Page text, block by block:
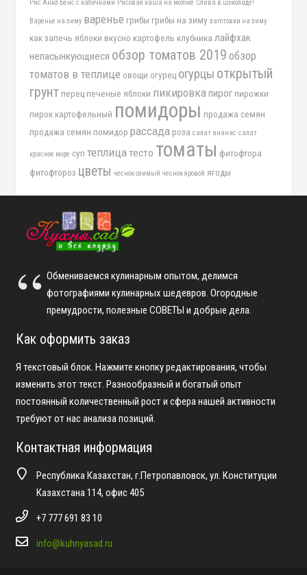
Рис Анкл Бенс с кабачками Рисовая каша на молоке Слива в шоколаде!
Варенье на зиму варенье грибы грибы на зиму заготовки на зиму
как запечь яблоки вкусно картофель клубника лайфхак
непасынкующиеся обзор томатов 2019 обзор
томатов в теплице овощи огурец огурцы открытый
грунт перец печеные яблоки пикировка пирог пирожки
пирок картофельный помидоры продажа семян
продажа семян помидор рассада роза салат ананас салат
красное море суп теплица тесто томаты фитофтора
фитофтороз цветы чеснок озимый чеснок яровой ягоды
Обмениваемся кулинарным опытом, делимся
фотографиями кулинарных шедевров. Огородные
премудрости, полезные СОВЕТЫ и добрые дела.
Как оформить заказ
Я текстовый блок. Нажмите кнопку редактирования, чтобы
изменить этот текст. Разнообразный и богатый опыт
постоянный количественный рост и сфера нашей активности
требуют от нас анализа позиций.
Контактная информация
Республика Казахстан, г.Петропавловск, ул. Конституции
Казахстана 114, офис 405
+7 777 691 83 10
info@kuhnyasad.ru